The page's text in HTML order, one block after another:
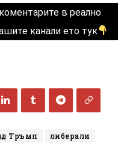
в реално
канали ето тук
Тръмп
либерали